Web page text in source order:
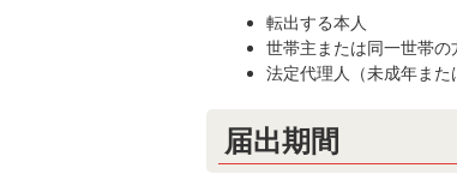
転出する本人
世帯主または同一世帯の
法定代理人（未成年また
届出期間